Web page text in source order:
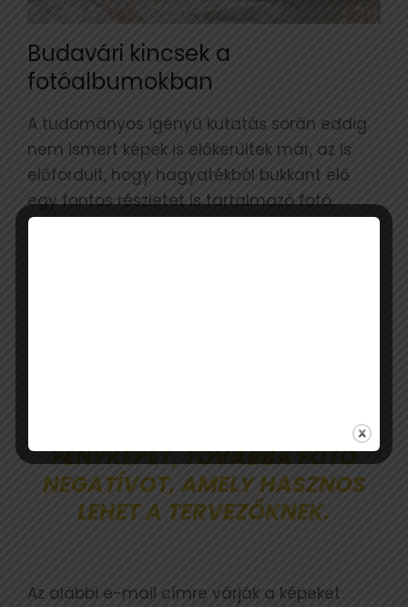
Budavári kincsek a
fotóalbumokban
A tudományos igényű kutatás során eddig
nem ismert képek is előkerültek már, az is
előfordult, hogy hagyatékból bukkant elő
egy fontos részletet is tartalmazó fotó.
Remélve, hogy a legnagyobb gyűjtemények
EREDETI, VAGY DIGITALIZÁLT
FÉNYKÉPET, TOVÁBBÁ FOTÓ
NEGATÍVOT, AMELY HASZNOS
LEHET A TERVEZŐKNEK.
Az alábbi e-mail címre várják a képeket